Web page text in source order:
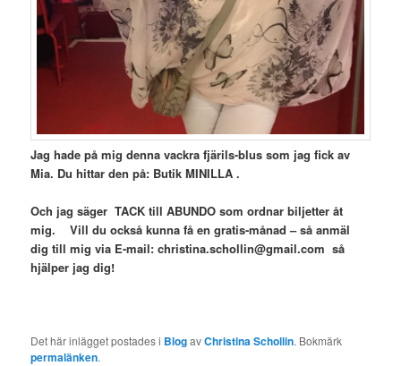
Jag hade på mig denna vackra fjärils-blus som jag fick av
Mia. Du hittar den på: Butik MINILLA .
Och jag säger TACK till ABUNDO som ordnar biljetter åt
mig. Vill du också kunna få en gratis-månad – så anmäl
dig till mig via E-mail: christina.schollin@gmail.com så
hjälper jag dig!
Det här inlägget postades i BlogavChristina Schollin. Bokmärk
permalänken.